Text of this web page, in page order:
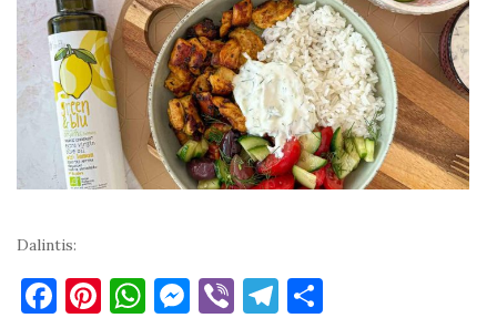
Dalintis:
F Pi W M Vi T